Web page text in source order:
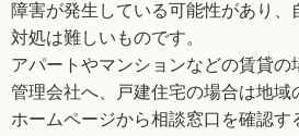
障害が発生している可能性があり、
対処は難しい ものです。
アパートやマンションなどの賃貸の
管理会社へ、
戸建住宅の場合は地域
ホームページから相談窓口を確認す